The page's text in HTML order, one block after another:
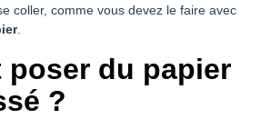
coller, comme vous devez le faire avec
.
poser du papier
?